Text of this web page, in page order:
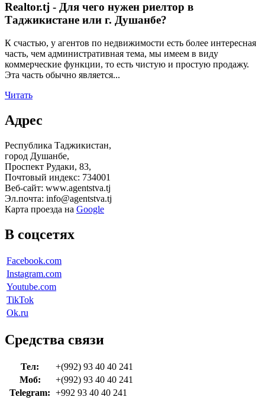
Realtor.tj - Для чего нужен риелтор в
Таджикистане или г. Душанбе?
К счастью, у агентов по недвижимости есть более интересная
часть, чем административная тема, мы имеем в виду
коммерческие функции, то есть чистую и простую продажу.
Эта часть обычно является...
Читать
Адрес
Республика Таджикистан,
город Душанбе,
Проспект Рудаки, 83,
Почтовый индекс: 734001
Веб-сайт: www.agentstva.tj
Эл.почта: info@agentstva.tj
Карта проезда на Google
В соцсетях
Facebook.com
Instagram.com
Youtube.com
TikTok
Ok.ru
Средства связи
Тел:
+(992) 93 40 40 241
Моб:
+(992) 93 40 40 241
Telegram: +992 93 40 40 241